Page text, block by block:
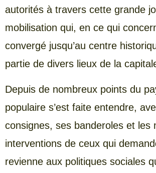
autorités à travers cette grande
mobilisation qui, en ce qui
convergé jusqu’au centre
partie de divers lieux de la
Depuis de nombreux points du
populaire s’est faite entendre,
consignes, ses banderoles et les
interventions de ceux qui
revienne aux politiques sociales